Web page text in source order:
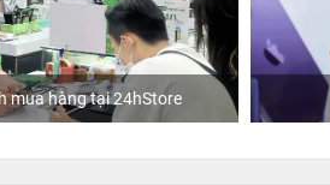
mua hàng tại 24hStore